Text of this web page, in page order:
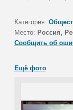
Категория:
Место: Россия,
Сообщить об
Ещё фото